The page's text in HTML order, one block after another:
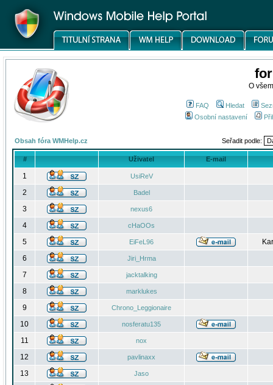
O
FAQ Hledat
Osobní nastavení
Obsah fóra WMHelp.cz Seřadit podle:
# Uživatel E-mail
1 UsiReV
2 Badel
3 nexus6
4 cHaOOs
5 EiFeL96
6
Jiri_Hrma
7 jacktalking
8 marklukes
9 Chrono_Leggionaire
10 nosferatu135
11 nox
12 pavlinaxx
13 Jaso